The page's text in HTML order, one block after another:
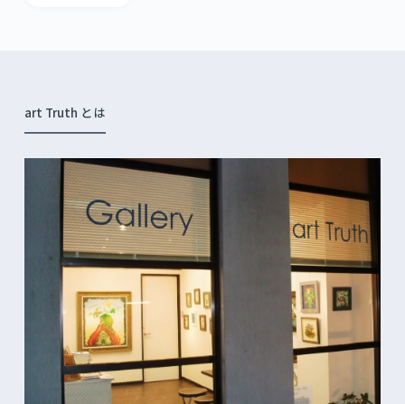
art Truth とは